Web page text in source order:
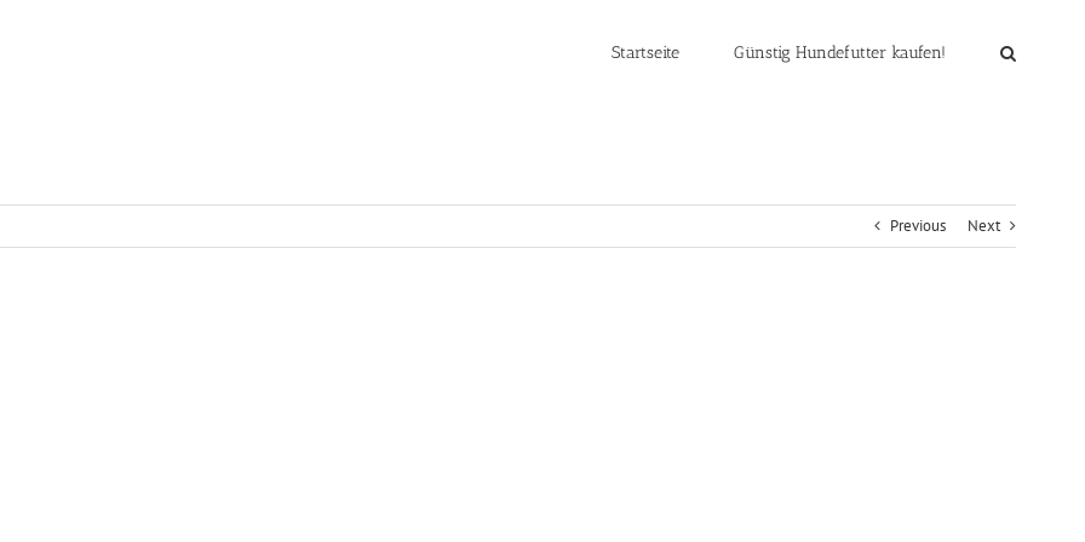
Startseite Günstig Hundefutter kaufen!
Previous Next